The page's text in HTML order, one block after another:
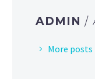
ADMIN /
More posts